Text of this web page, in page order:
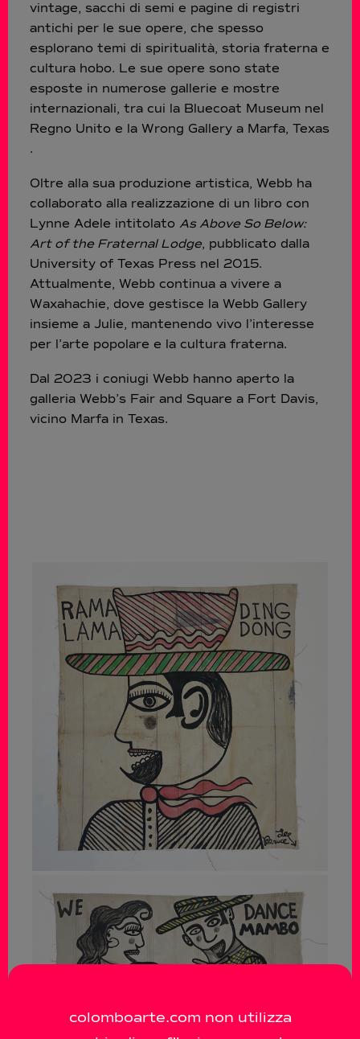
colomboarte.com non utilizza
vintage, sacchi di semi e pagine di registri
antichi per le sue opere, che spesso
esplorano temi di spiritualità, storia fraterna e
cultura hobo. Le sue opere sono state
esposte in numerose gallerie e mostre
internazionali, tra cui la Bluecoat Museum nel
Regno Unito e la Wrong Gallery a Marfa, Texas​​
.
Oltre alla sua produzione artistica, Webb ha
collaborato alla realizzazione di un libro con
Lynne Adele intitolato As Above So Below:
Art of the Fraternal Lodge, pubblicato dalla
University of Texas Press nel 2015.
Attualmente, Webb continua a vivere a
Waxahachie, dove gestisce la Webb Gallery
insieme a Julie, mantenendo vivo l’interesse
per l’arte popolare e la cultura fraterna​.
Dal 2023 i coniugi Webb hanno aperto la
galleria Webb’s Fair and Square a Fort Davis,
vicino Marfa in Texas.